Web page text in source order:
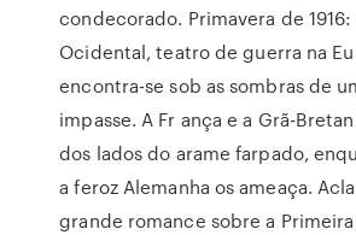
condecorado. Primavera de 1916:
Ocidental, teatro de guerra na
encontra-se sob as sombras de
impasse. A Fr ança e a Grã-
dos lados do arame farpado,
a feroz Alemanha os ameaça.
grande romance sobre a